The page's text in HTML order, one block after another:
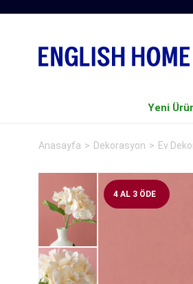
Yeni
Anasayfa Dekorasyon Ev
4 AL 3 ÖDE